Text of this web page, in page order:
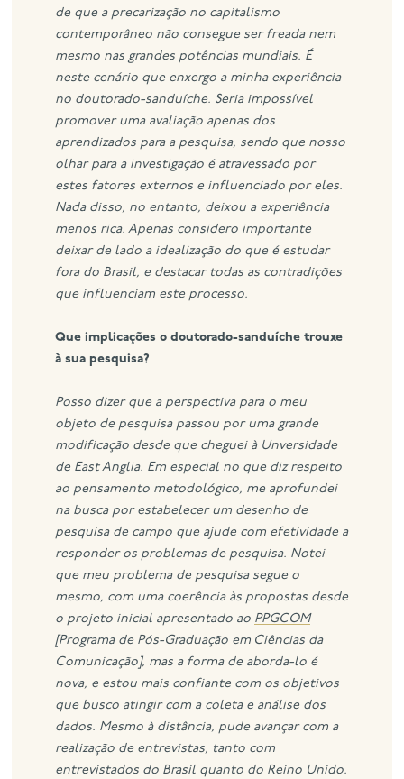
de que a precarização no capitalismo
contemporâneo não consegue ser freada nem
mesmo nas grandes potências mundiais. É
neste cenário que enxergo a minha experiência
no doutorado-sanduíche. Seria impossível
promover uma avaliação apenas dos
aprendizados para a pesquisa, sendo que nosso
olhar para a investigação é atravessado por
estes fatores externos e influenciado por eles.
Nada disso, no entanto, deixou a experiência
menos rica. Apenas considero importante
deixar de lado a idealização do que é estudar
fora do Brasil, e destacar todas as contradições
que influenciam este processo.
Que implicações o doutorado-sanduíche trouxe
à sua pesquisa?
Posso dizer que a perspectiva para o meu
objeto de pesquisa passou por uma grande
modificação desde que cheguei à Unversidade
de East Anglia. Em especial no que diz respeito
ao pensamento metodológico, me aprofundei
na busca por estabelecer um desenho de
pesquisa de campo que ajude com efetividade a
responder os problemas de pesquisa. Notei
que meu problema de pesquisa segue o
mesmo, com uma coerência às propostas desde
o projeto inicial apresentado ao PPGCOM
[Programa de Pós-Graduação em Ciências da
Comunicação], mas a forma de aborda-lo é
nova, e estou mais confiante com os objetivos
que busco atingir com a coleta e análise dos
dados. Mesmo à distância, pude avançar com a
realização de entrevistas, tanto com
entrevistados do Brasil quanto do Reino Unido.